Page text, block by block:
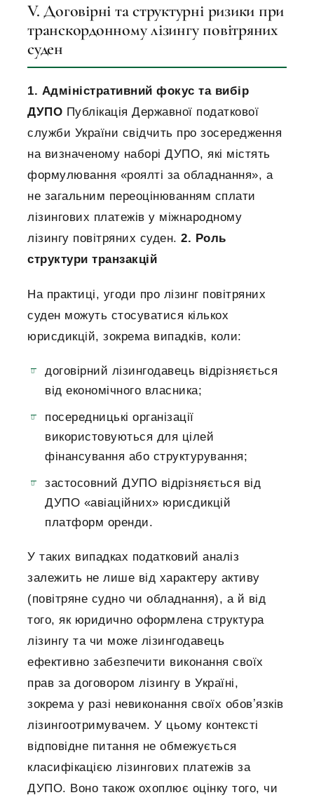
V. Договірні та структурні ризики при
транскордонному лізингу повітряних
суден
1. Адміністративний фокус та вибір
ДУПО Публікація Державної податкової
служби України свідчить про зосередження
на визначеному наборі ДУПО, які містять
формулювання «роялті за обладнання», а
не загальним переоцінюванням сплати
лізингових платежів у міжнародному
лізингу повітряних суден. 2. Роль
структури транзакцій
На практиці, угоди про лізинг повітряних
суден можуть стосуватися кількох
юрисдикцій, зокрема випадків, коли:
договірний лізингодавець відрізняється
від економічного власника;
посередницькі організації
використовуються для цілей
фінансування або структурування;
застосовний ДУПО відрізняється від
ДУПО «авіаційних» юрисдикцій
платформ оренди.
У таких випадках податковий аналіз
залежить не лише від характеру активу
(повітряне судно чи обладнання), а й від
того, як юридично оформлена структура
лізингу та чи може лізингодавець
ефективно забезпечити виконання своїх
прав за договором лізингу в Україні,
зокрема у разі невиконання своїх обовʼязків
лізингоотримувачем. У цьому контексті
відповідне питання не обмежується
класифікацією лізингових платежів за
ДУПО. Воно також охоплює оцінку того, чи